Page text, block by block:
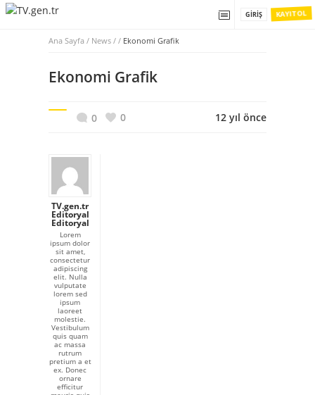
KAYIT OL
GIRIŞ
Ana Sayfa / News / / Ekonomi Grafik
Ekonomi Grafik
0 0 12 yıl önce
TV.gen.tr
Editoryal
Editoryal
Lorem
ipsum dolor
sit amet,
consectetur
adipiscing
elit. Nulla
vulputate
lorem sed
ipsum
laoreet
molestie.
Vestibulum
quis quam
ac massa
rutrum
pretium a et
ex. Donec
ornare
efficitur